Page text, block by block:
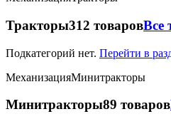
Тракторы312 товаровВсе
Подкатегорий нет. Перейти в
МеханизацияМинитракторы
Минитракторы89 товаров